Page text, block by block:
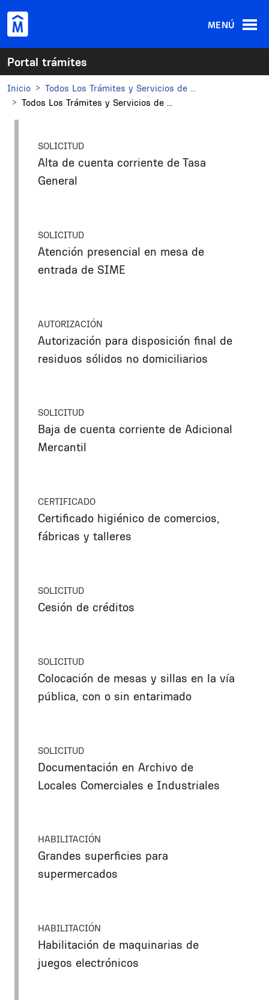
MENÚ
Portal trámites
Inicio
Todos Los Trámites y Servicios de ...
Todos Los Trámites y Servicios de ...
SOLICITUD
Alta de cuenta corriente de Tasa
General
SOLICITUD
Atención presencial en mesa de
entrada de SIME
AUTORIZACIÓN
Autorización para disposición final de
residuos sólidos no domiciliarios
SOLICITUD
Baja de cuenta corriente de Adicional
Mercantil
CERTIFICADO
Certificado higiénico de comercios,
fábricas y talleres
SOLICITUD
Cesión de créditos
SOLICITUD
Colocación de mesas y sillas en la vía
pública, con o sin entarimado
SOLICITUD
Documentación en Archivo de
Locales Comerciales e Industriales
HABILITACIÓN
Grandes superficies para
supermercados
HABILITACIÓN
Habilitación de maquinarias de
juegos electrónicos